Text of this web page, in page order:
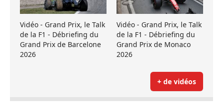
Vidéo - Grand Prix, le Talk
de la F1 - Débriefing du
Grand Prix de Barcelone
2026
Vidéo - Grand Prix, le Talk
de la F1 - Débriefing du
Grand Prix de Monaco
2026
+ de vidéos